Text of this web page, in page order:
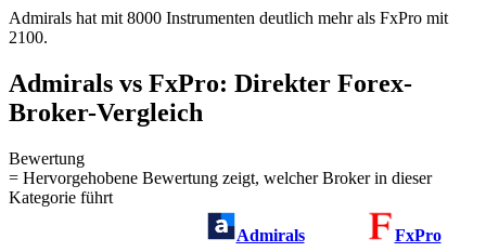
Admirals hat mit 8000 Instrumenten deutlich mehr als FxPro mit
2100.
Admirals vs FxPro: Direkter Forex-
Broker-Vergleich
Bewertung
= Hervorgehobene Bewertung zeigt, welcher Broker in dieser
Kategorie führt
Admirals FxPro